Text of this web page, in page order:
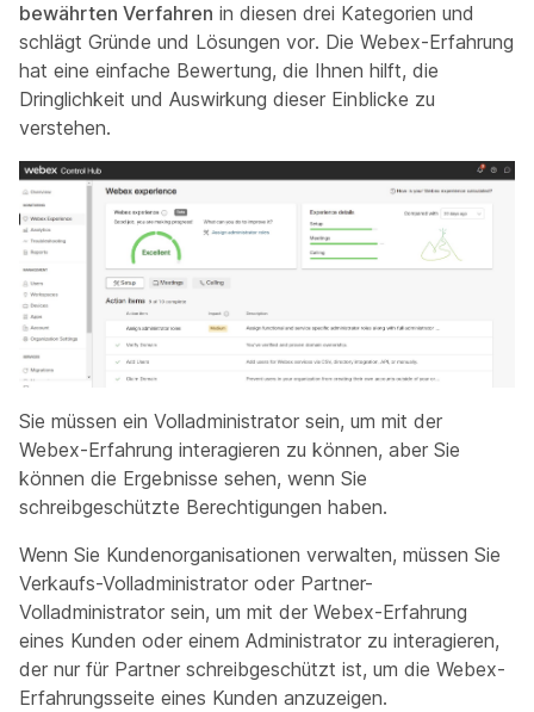
bewährten Verfahren in diesen drei Kategorien und
schlägt Gründe und Lösungen vor. Die Webex-Erfahrung
hat eine einfache Bewertung, die Ihnen hilft, die
Dringlichkeit und Auswirkung dieser Einblicke zu
verstehen.
Sie müssen ein Volladministrator sein, um mit der
Webex-Erfahrung interagieren zu können, aber Sie
können die Ergebnisse sehen, wenn Sie
schreibgeschützte Berechtigungen haben.
Wenn Sie Kundenorganisationen verwalten, müssen Sie
Verkaufs-Volladministrator oder Partner-
Volladministrator sein, um mit der Webex-Erfahrung
eines Kunden oder einem Administrator zu interagieren,
der nur für Partner schreibgeschützt ist, um die Webex-
Erfahrungsseite eines Kunden anzuzeigen.